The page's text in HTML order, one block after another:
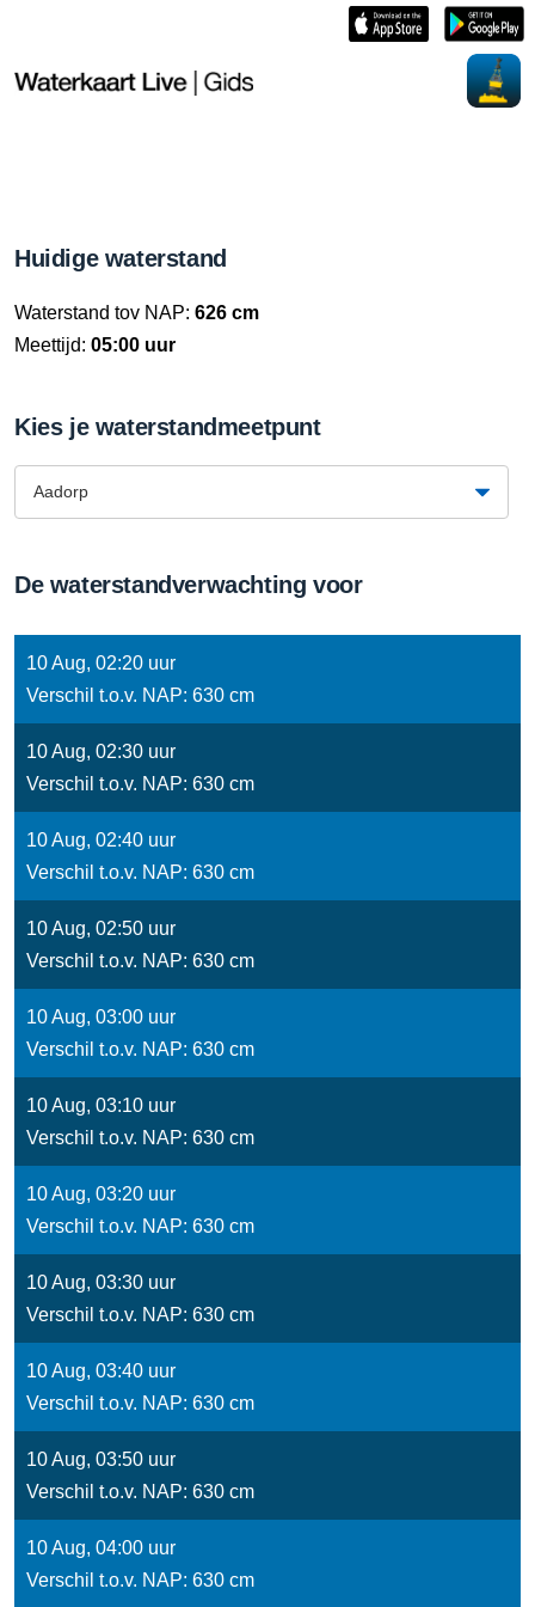
Huidige waterstand
Waterstand tov NAP: 626 cm
Meettijd: 05:00 uur
Kies je waterstandmeetpunt
De waterstandverwachting voor
10 Aug, 02:20 uur
Verschil t.o.v. NAP: 630 cm
10 Aug, 02:30 uur
Verschil t.o.v. NAP: 630 cm
10 Aug, 02:40 uur
Verschil t.o.v. NAP: 630 cm
10 Aug, 02:50 uur
Verschil t.o.v. NAP: 630 cm
10 Aug, 03:00 uur
Verschil t.o.v. NAP: 630 cm
10 Aug, 03:10 uur
Verschil t.o.v. NAP: 630 cm
10 Aug, 03:20 uur
Verschil t.o.v. NAP: 630 cm
10 Aug, 03:30 uur
Verschil t.o.v. NAP: 630 cm
10 Aug, 03:40 uur
Verschil t.o.v. NAP: 630 cm
10 Aug, 03:50 uur
Verschil t.o.v. NAP: 630 cm
10 Aug, 04:00 uur
Verschil t.o.v. NAP: 630 cm